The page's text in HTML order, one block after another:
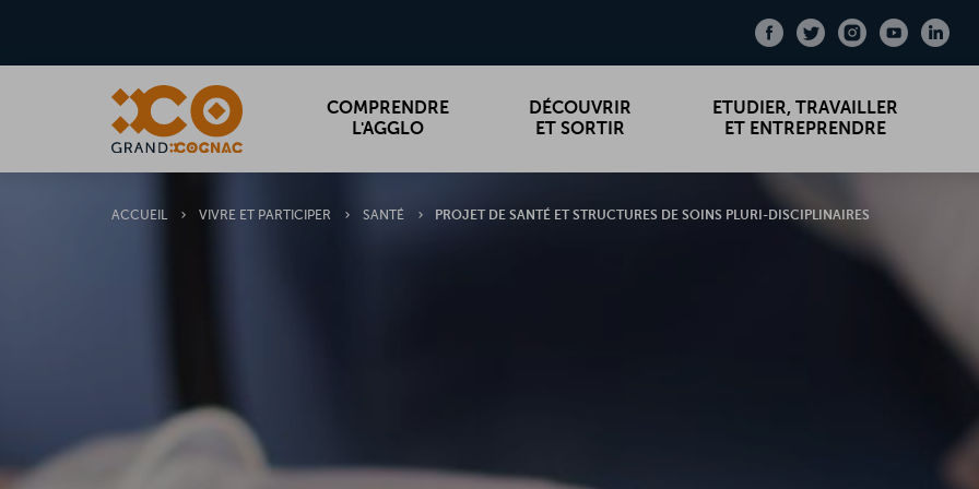
contenu
Facebook
Twitter
Instagram
Facebook
Twitter
Instagram
COMPRENDRE
L'AGGLO
DÉCOUVRIR
ET SORTIR
ETUDIER, TRAVAILLER
ET ENTREPRENDRE
ACCUEIL VIVRE ET PARTICIPER SANTÉ PROJET DE SANTÉ ET STRUCTURES DE SOINS PLURI-DISCIPLINAIRES